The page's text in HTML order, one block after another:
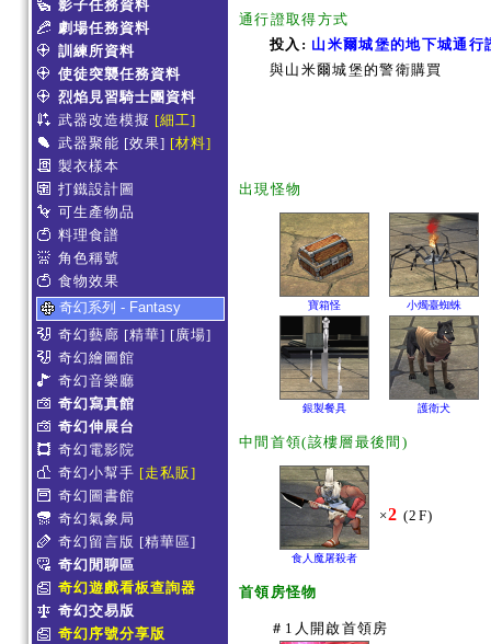
影子任務資料
劇場任務資料
訓練所資料
使徒突襲任務資料
烈焰見習騎士團資料
武器改造模擬 [細工]
武器聚能 [效果] [材料]
製衣樣本
打鐵設計圖
可生產物品
料理食譜
角色稱號
食物效果
奇幻系列 - Fantasy
奇幻藝廊 [精華] [廣場]
奇幻繪圖館
奇幻音樂廳
奇幻寫真館
奇幻伸展台
奇幻電影院
奇幻小幫手 [走私販]
奇幻圖書館
奇幻氣象局
奇幻留言版 [精華區]
奇幻閒聊區
奇幻遊戲看板查詢器
奇幻交易版
奇幻序號分享版
通行證取得方式
投入: 山米爾城堡的地下城通行
與山米爾城堡的警衛購買
出現怪物
寶箱怪 小燭臺蜘蛛
銀製餐具 護衛犬
中間首領(該樓層最後間)
食人魔屠殺者
×2 (2F)
首領房怪物
＃1人開啟首領房